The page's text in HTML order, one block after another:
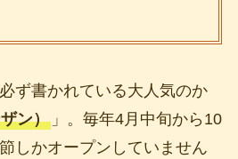
ず書かれている大人気のか
ン）」。毎年4月中旬から10
しかオープンしていません